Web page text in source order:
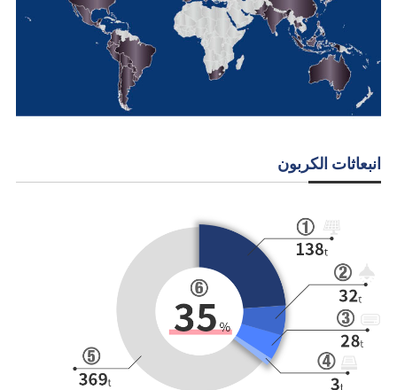
انبعاثات الكربون